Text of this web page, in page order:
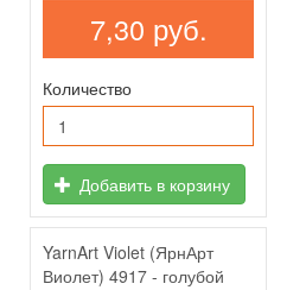
7,30 руб.
Количество
Добавить в корзину
YarnArt Violet (ЯрнАрт
Виолет) 4917 - голубой